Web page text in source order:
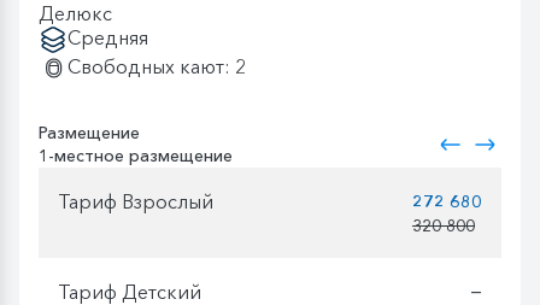
Делюкс
Средняя
Свободных кают: 2
Размещение
1-местное размещение
Тариф Взрослый
272 680
320 800
Тариф Детский —